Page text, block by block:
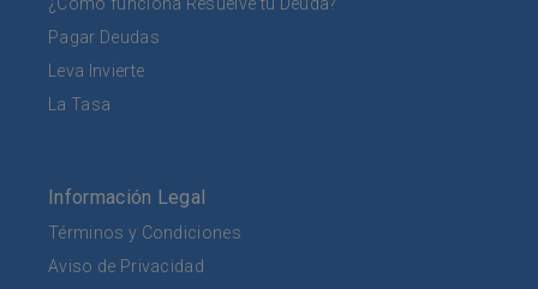
Pagar Deudas
Leva Invierte
La Tasa
Información Legal
Términos y Condiciones
Aviso de Privacidad